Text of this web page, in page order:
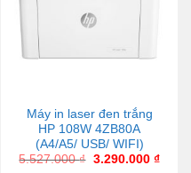
Máy in laser đen trắng
HP 108W 4ZB80A
(A4/A5/ USB/ WIFI)
5.527.000₫ 3.290.000 ₫